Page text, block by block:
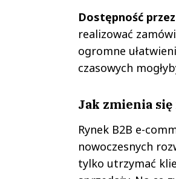
Dostępność
realizować
ogromne
czasowych
Jak zmienia
Rynek B2B e-
nowoczesnych
tylko utrzymać